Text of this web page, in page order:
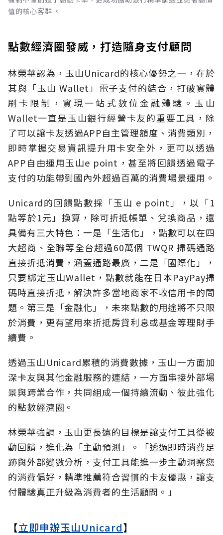
值的核心客群 。
點數經濟圈發威，打造隨身支付顧問
林榮華認為，玉山Unicard的核心優勢之一，在於
其與「玉山 Wallet」電子支付的結合，打破實體
刷卡限制，實現一站式數位金融體驗。玉山
Wallet一直是玉山銀行經營卡友的重要工具，除
了可以讓卡友透過APP自主管理額度、消費類別，
即時掌握交易資訊提升用卡安全外，更可以透過
APP自由運用玉山e point，甚至將回饋透過電子
支付的功能帶到國內外超過百萬的消費場景運用。
Unicard的回饋點數採「玉山 e point」，以「1
點等於1元」換算，除可折抵帳單、兌換商品，還
具備有三大特色：一是「生活化」，點數可以在四
大超商、全聯等全台超過60萬個 TWQR 掃碼通路
直接折抵消費，涵蓋通路最廣，二是「國際化」，
只要綁定玉山Wallet，點數就能在日本PayPay掃
碼時直接折抵，解決許多當地商家不收信用卡的問
題。第三是「金融化」，未來點數的用途將不只限
於消費，更有望用來折抵房貸利息或基金等理財手
續費。
透過玉山Unicard累積的消費數據，玉山一方面加
深卡友與其他金融服務的連結，一方面串接外部場
景與跨業合作，共同組成一個持續流動、彼此強化
的點數經濟圈。
林榮華強調，玉山更長遠的目標是讓支付工具從被
動回饋，進化為「主動預測」。「透過即時消費足
跡與外部變數分析，支付工具能進一步主動洞察您
的消費偏好，精準推薦符合習慣的卡友優惠，讓支
付體驗真正升級為消費者的生活顧問。」
【立即申辦玉山Unicard】